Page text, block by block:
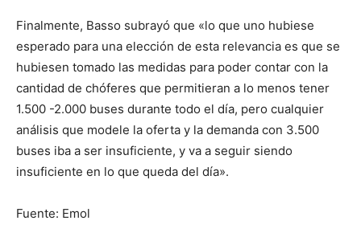
Finalmente, Basso subrayó que «lo que uno hubiese
esperado para una elección de esta relevancia es que se
hubiesen tomado las medidas para poder contar con la
cantidad de chóferes que permitieran a lo menos tener
1.500 -2.000 buses durante todo el día, pero cualquier
análisis que modele la oferta y la demanda con 3.500
buses iba a ser insuficiente, y va a seguir siendo
insuficiente en lo que queda del día».
Fuente: Emol